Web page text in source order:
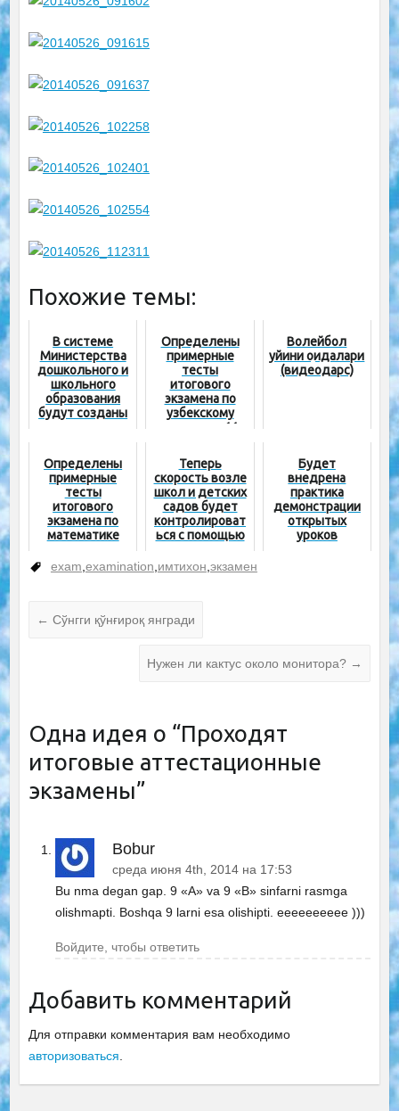
Похожие темы:
В системе
Министерства
дошкольного и
школьного
образования
будут созданы
Определены
примерные
тесты
итогового
экзамена по
узбекскому
языку для 11
Волейбол
уйини қоидалари
(видеодарс)
Определены
примерные
тесты
итогового
экзамена по
математике
Теперь
скорость возле
школ и детских
садов будет
контролироват
ься с помощью
устройств
Будет
внедрена
практика
демонстрации
открытых
уроков
exam examination имтихон экзамен
← Сўнгги қўнғироқ янгради
Нужен ли кактус около монитора? →
Одна идея о “Проходят
итоговые аттестационные
экзамены”
Bobur
среда июня 4th, 2014 на 17:53
Bu nma degan gap. 9 «A» va 9 «B» sinfarni rasmga
olishmapti. Boshqa 9 larni esa olishipti. eeeeeeeeee )))
Войдите, чтобы ответить
Добавить комментарий
Для отправки комментария вам необходимо
авторизоваться